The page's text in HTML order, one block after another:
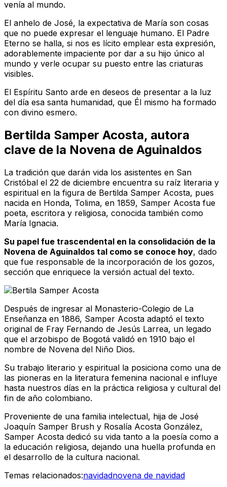
venía al mundo.
El anhelo de José, la expectativa de María son cosas
que no puede expresar el lenguaje humano. El Padre
Eterno se halla, si nos es lícito emplear esta expresión,
adorablemente impaciente por dar a su hijo único al
mundo y verle ocupar su puesto entre las criaturas
visibles.
El Espíritu Santo arde en deseos de presentar a la luz
del día esa santa humanidad, que Él mismo ha formado
con divino esmero.
Bertilda Samper Acosta, autora
clave de la Novena de Aguinaldos
La tradición que darán vida los asistentes en San
Cristóbal el 22 de diciembre encuentra su raíz literaria y
espiritual en la figura de Bertilda Samper Acosta, pues
nacida en Honda, Tolima, en 1859, Samper Acosta fue
poeta, escritora y religiosa, conocida también como
María Ignacia.
Su papel fue trascendental en la consolidación de la
Novena de Aguinaldos tal como se conoce hoy, dado
que fue responsable de la incorporación de los gozos,
sección que enriquece la versión actual del texto.
Después de ingresar al Monasterio-Colegio de La
Enseñanza en 1886, Samper Acosta adaptó el texto
original de Fray Fernando de Jesús Larrea, un legado
que el arzobispo de Bogotá validó en 1910 bajo el
nombre de Novena del Niño Dios.
Su trabajo literario y espiritual la posiciona como una de
las pioneras en la literatura femenina nacional e influye
hasta nuestros días en la práctica religiosa y cultural del
fin de año colombiano.
Proveniente de una familia intelectual, hija de José
Joaquín Samper Brush y Rosalía Acosta González,
Samper Acosta dedicó su vida tanto a la poesía como a
la educación religiosa, dejando una huella profunda en
el desarrollo de la cultura nacional.
Temas relacionados:navidadnovena de navidad